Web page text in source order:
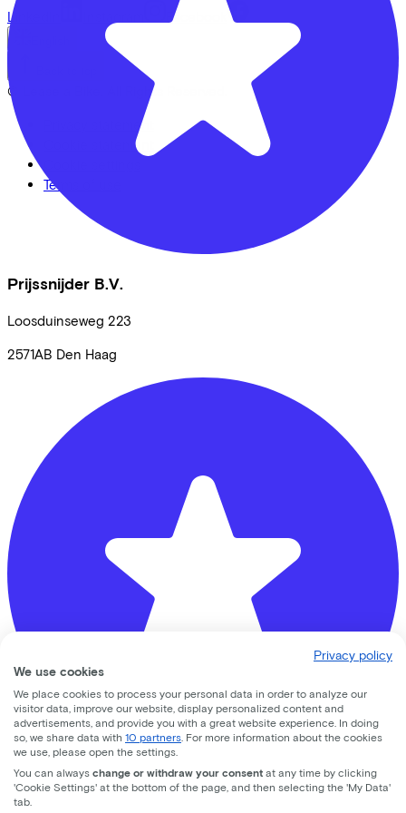
Prijssnijder B.V.
Loosduinseweg 223
2571AB Den Haag
Fluit Tweewielers
LinkedIn Facebook
© Lease a Bike. All Rights Reserved.
Privacy statement
Cookie statement
Terms of use
Privacy policy
We use cookies
We place cookies to process your personal data in order to analyze our
visitor data, improve our website, display personalized content and
advertisements, and provide you with a great website experience. In doing
so, we share data with 10 partners . For more information about the cookies
we use, please open the settings.
You can always change or withdraw your consent at any time by clicking
'Cookie Settings' at the bottom of the page, and then selecting the 'My Data'
tab.